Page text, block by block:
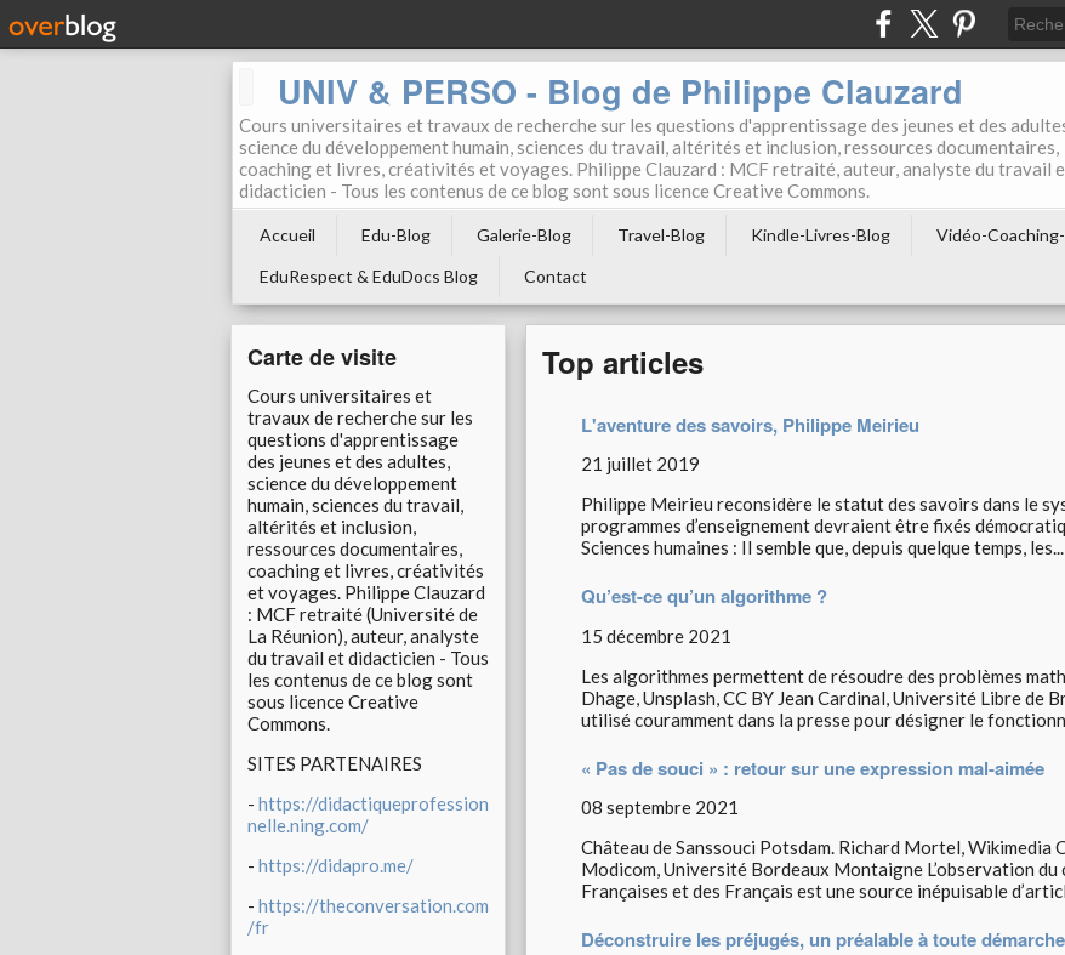
UNIV & PERSO - Blog de Philippe Clauzard
Cours universitaires et travaux de recherche sur les questions d'apprentissage des jeunes et des
science du développement humain, sciences du travail, altérités et inclusion, ressources documentaires,
coaching et livres, créativités et voyages. Philippe Clauzard : MCF retraité, auteur, analyste du travail
didacticien - Tous les contenus de ce blog sont sous licence Creative Commons.
Accueil Edu-Blog Galerie-Blog Travel-Blog Kindle-Livres-Blog Vidéo-
EduRespect & EduDocs Blog
Contact
Carte de visite
Cours universitaires et
travaux de recherche sur les
questions d'apprentissage
des jeunes et des adultes,
science du développement
humain, sciences du travail,
altérités et inclusion,
ressources documentaires,
coaching et livres, créativités
et voyages. Philippe Clauzard
: MCF retraité (Université de
La Réunion), auteur, analyste
du travail et didacticien - Tous
les contenus de ce blog sont
sous licence Creative
Commons.
SITES PARTENAIRES
- https://didactiqueprofession
nelle.ning.com/
- https://didapro.me/
- https://theconversation.com
/fr
Top articles
L'aventure des savoirs, Philippe Meirieu
21 juillet 2019
Philippe Meirieu reconsidère le statut des savoirs dans le
programmes d’enseignement devraient être fixés
Sciences humaines : Il semble que, depuis quelque temps, les...
Qu’est-ce qu’un algorithme ?
15 décembre 2021
Les algorithmes permettent de résoudre des problèmes
Dhage, Unsplash, CC BY Jean Cardinal, Université Libre de
utilisé couramment dans la presse pour désigner le
« Pas de souci » : retour sur une expression mal-aimée
08 septembre 2021
Château de Sanssouci Potsdam. Richard Mortel, Wikimedia
Modicom, Université Bordeaux Montaigne L’observation
Françaises et des Français est une source inépuisable
Déconstruire les préjugés, un préalable à toute